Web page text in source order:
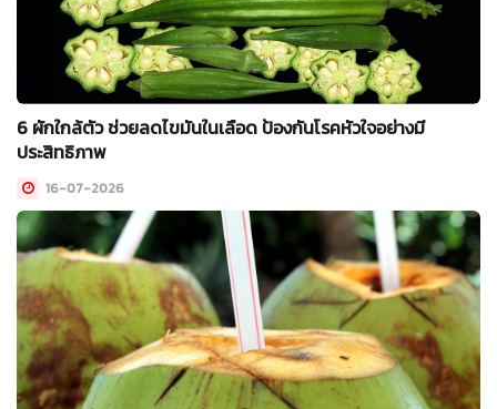
6 ผักใกล้ตัว ช่วยลดไขมันในเลือด ป้องกันโรคหัวใจอย่างมี
ประสิทธิภาพ
16-07-2026